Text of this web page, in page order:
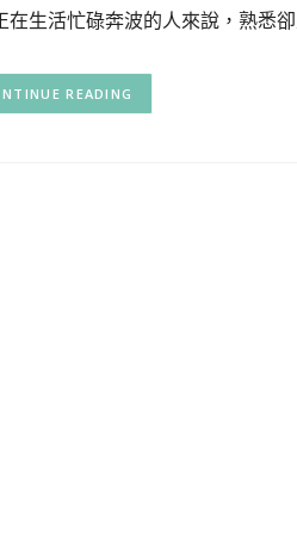
在生活忙碌奔波的人來說，熟悉
READING